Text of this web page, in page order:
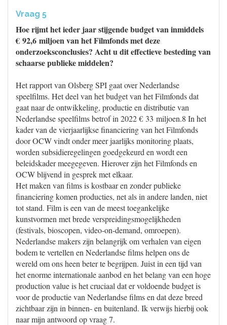
Vraag 5
Hoe rijmt het ieder jaar stijgende budget van inmiddels
€ 92,6 miljoen van het Filmfonds met deze
onderzoeksconclusies? Acht u dit effectieve besteding van
schaarse publieke middelen?
Het rapport van Olsberg SPI gaat over Nederlandse
speelfilms. Het deel van het budget van het Filmfonds dat
gaat naar de ontwikkeling, productie en distributie van
Nederlandse speelfilms betrof in 2022 € 33 miljoen.8 In het
kader van de vierjaarlijkse financiering van het Filmfonds
door OCW vindt onder meer jaarlijks monitoring plaats,
worden subsidieregelingen goedgekeurd en wordt een
beleidskader meegegeven. Hierover zijn het Filmfonds en
OCW blijvend in gesprek met elkaar.
Het maken van films is kostbaar en zonder publieke
financiering komen producties, net als in andere landen, niet
tot stand. Film is een van de meest toegankelijke
kunstvormen met brede verspreidingsmogelijkheden
(festivals, bioscopen, video-on-demand, omroepen).
Nederlandse makers zijn belangrijk om verhalen van eigen
bodem te vertellen en Nederlandse films helpen ons de
wereld om ons heen beter te begrijpen. Juist in een tijd van
het enorme internationale aanbod en het belang van een hoge
production value is het cruciaal dat er voldoende budget is
voor de productie van Nederlandse films en dat deze breed
zichtbaar zijn in binnen- en buitenland. Ik verwijs hierbij ook
naar mijn antwoord op vraag 7.